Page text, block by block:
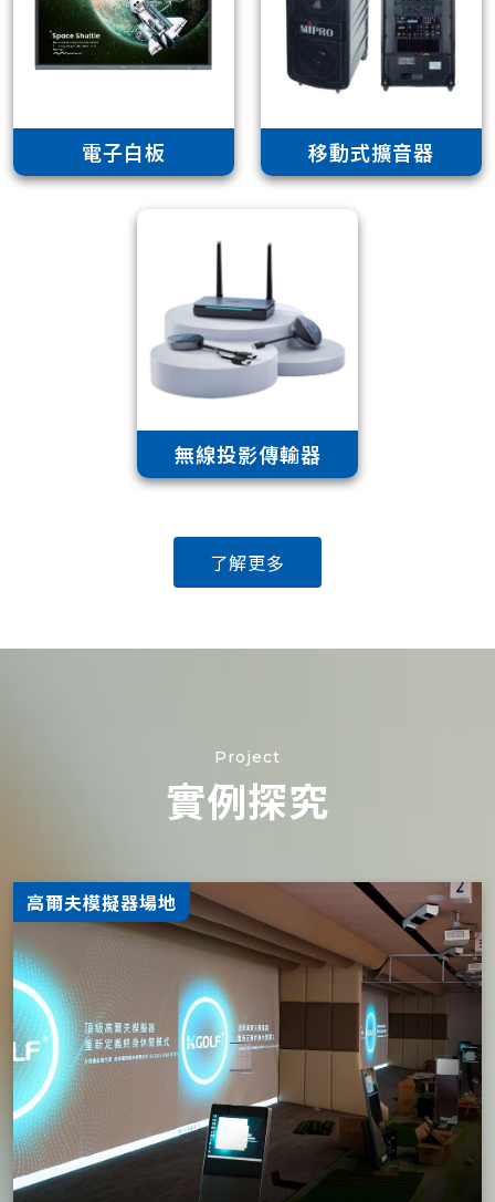
電子白板 移動式擴音器
無線投影傳輸器
了解更多
Project
實例探究
高爾夫模擬器場地